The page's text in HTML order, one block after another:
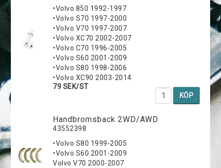
•Volvo 850 1992-1997
•Volvo S70 1997-2000
•Volvo V70 1997-2007
•Volvo XC70 2002-2007
•Volvo C70 1996-2005
•Volvo S60 2001-2009
•Volvo S80 1998-2006
•Volvo XC90 2003-2014
79 SEK/ST
KÖP
Handbromsback 2WD/AWD
43552398
•Volvo S80 1999-2005
•Volvo S60 2001-2009
Volvo V70 2000-2007